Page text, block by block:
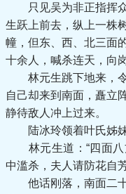
只见吴为非正指挥众
生跃上前去，纵上一株
幢，但东、西、北三面
十余人，喊杀连天，向
林元生跳下地来，令
自己却来到南面，矗立
静待敌人冲上过来。
陆冰玲领着叶氏姊妹
林元生道：“四面八
中滥杀，夫人请防花自
他话刚落，南面二十